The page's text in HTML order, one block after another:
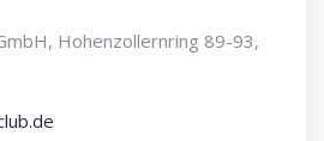
Hohenzollernring 89-93,